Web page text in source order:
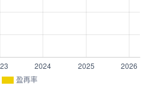
盈再率